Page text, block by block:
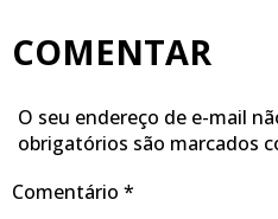
COMENTAR
O seu endereço de e-mail
obrigatórios são marcados
Comentário *